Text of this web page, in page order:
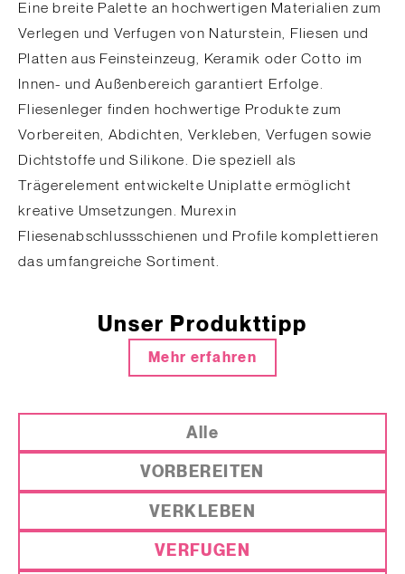
Eine breite Palette an hochwertigen Materialien zum
Verlegen und Verfugen von Naturstein, Fliesen und
Platten aus Feinsteinzeug, Keramik oder Cotto im
Innen- und Außenbereich garantiert Erfolge.
Fliesenleger finden hochwertige Produkte zum
Vorbereiten, Abdichten, Verkleben, Verfugen sowie
Dichtstoffe und Silikone. Die speziell als
Trägerelement entwickelte Uniplatte ermöglicht
kreative Umsetzungen. Murexin
Fliesenabschlussschienen und Profile komplettieren
das umfangreiche Sortiment.
Unser Produkttipp
Mehr erfahren
Alle
VORBEREITEN
VERKLEBEN
VERFUGEN